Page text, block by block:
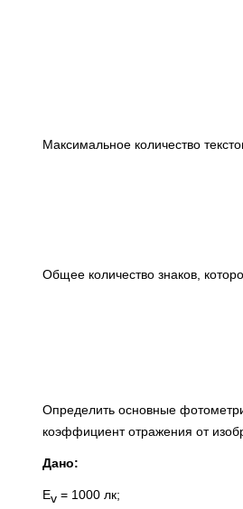
Максимальное количество
Общее количество знаков,
Определить основные
коэффициент отражения от
Дано:
Ev = 1000 лк;